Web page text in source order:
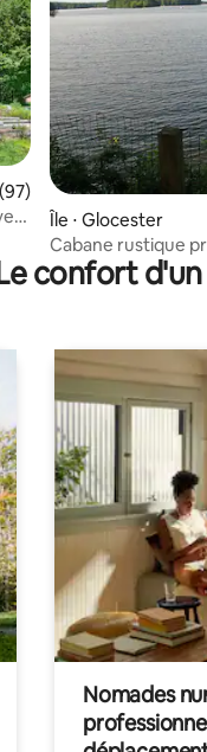
moyenne sur la
Île ⋅ Glocester
Cabane rustique
confort
Nomades